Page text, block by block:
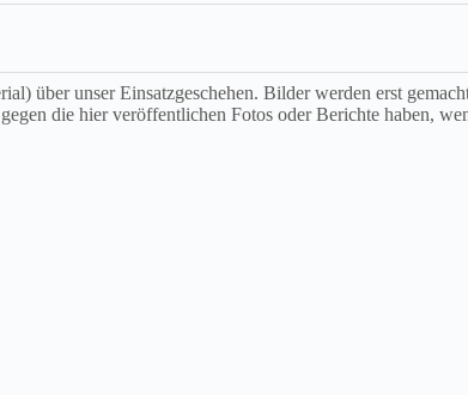
über unser Einsatzgeschehen. Bilder werden erst
die hier veröffentlichen Fotos oder Berichte haben,